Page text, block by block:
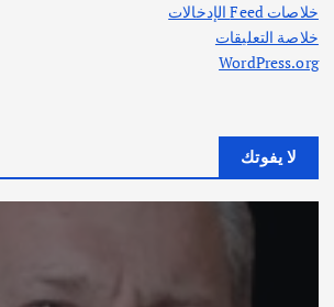
خلاصات Feed الإدخالات
خلاصة التعليقات
WordPress.org
لا يفوتك